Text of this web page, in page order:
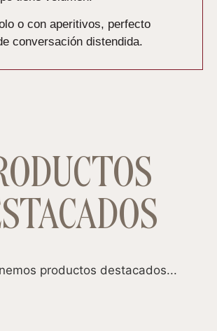
o con aperitivos, perfecto
conversación distendida.
productos destacados...